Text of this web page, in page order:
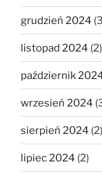
grudzień 2024
listopad 2024 (2)
październik
wrzesień 2024
sierpień 2024 (2)
lipiec 2024 (2)